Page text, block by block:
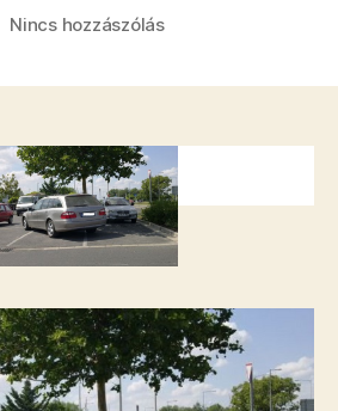
dátuma
Nincs hozzászólása(z)
Tescónál
bejegyzéshez